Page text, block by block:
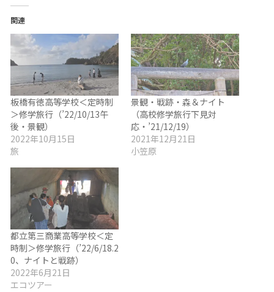
み
中…
関連
板橋有徳高等学校＜定時制
＞修学旅行（’22/10/13午
後・景観）
2022年10月15日
旅
景観・戦跡・森＆ナイト
（高校修学旅行下見対
応・’21/12/19）
2021年12月21日
小笠原
都立第三商業高等学校＜定
時制＞修学旅行（’22/6/18.2
0、ナイトと戦跡）
2022年6月21日
エコツアー